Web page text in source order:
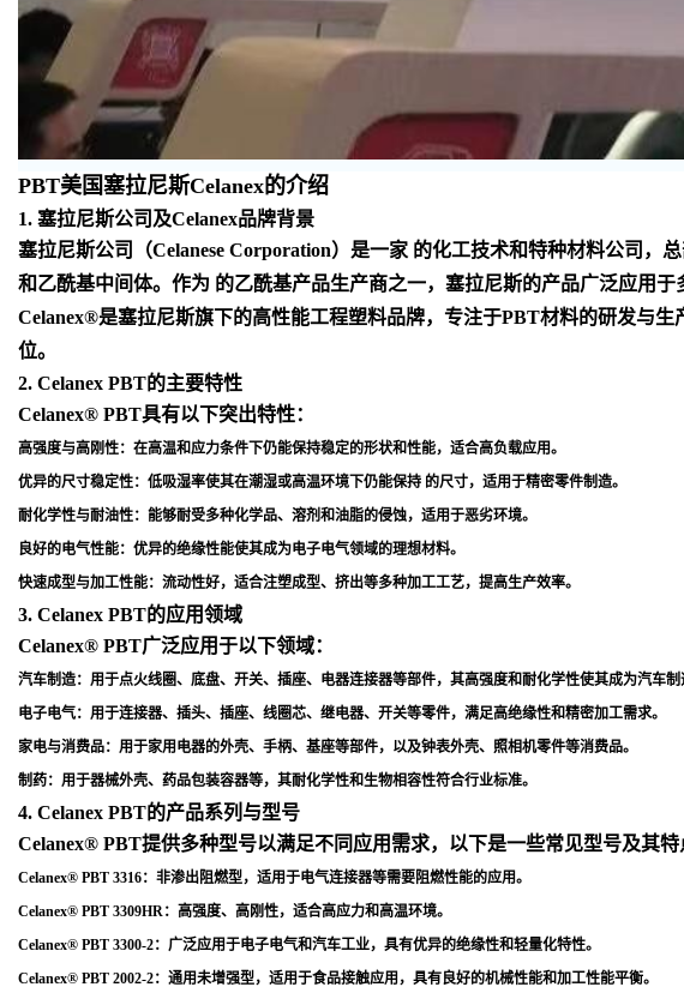
PBT美国塞拉尼斯Celanex的介绍
1. 塞拉尼斯公司及Celanex品牌背景
塞拉尼斯公司（Celanese Corporation）是一家 的化工技术和特种材料公司
和乙酰基中间体。作为 的乙酰基产品生产商之一，塞拉尼斯的产品广泛应用于
Celanex®是塞拉尼斯旗下的高性能工程塑料品牌，专注于PBT材料的研发与
位。
2. Celanex PBT的主要特性
Celanex® PBT具有以下突出特性：
高强度与高刚性：在高温和应力条件下仍能保持稳定的形状和性能，适合高负载应用。
优异的尺寸稳定性：低吸湿率使其在潮湿或高温环境下仍能保持 的尺寸，适用于精密零件制造。
耐化学性与耐油性：能够耐受多种化学品、溶剂和油脂的侵蚀，适用于恶劣环境。
良好的电气性能：优异的绝缘性能使其成为电子电气领域的理想材料。
快速成型与加工性能：流动性好，适合注塑成型、挤出等多种加工工艺，提高生产效率。
3. Celanex PBT的应用领域
Celanex® PBT广泛应用于以下领域：
汽车制造：用于点火线圈、底盘、开关、插座、电器连接器等部件，其高强度和耐化学性使其成为汽车
电子电气：用于连接器、插头、插座、线圈芯、继电器、开关等零件，满足高绝缘性和精密加工需求。
家电与消费品：用于家用电器的外壳、手柄、基座等部件，以及钟表外壳、照相机零件等消费品。
制药：用于器械外壳、药品包装容器等，其耐化学性和生物相容性符合行业标准。
4. Celanex PBT的产品系列与型号
Celanex® PBT提供多种型号以满足不同应用需求，以下是一些常见型号及其特
Celanex® PBT 3316：非渗出阻燃型，适用于电气连接器等需要阻燃性能的应用。
Celanex® PBT 3309HR：高强度、高刚性，适合高应力和高温环境。
Celanex® PBT 3300-2：广泛应用于电子电气和汽车工业，具有优异的绝缘性和轻量化特性。
Celanex® PBT 2002-2：通用未增强型，适用于食品接触应用，具有良好的机械性能和加工性能平衡。